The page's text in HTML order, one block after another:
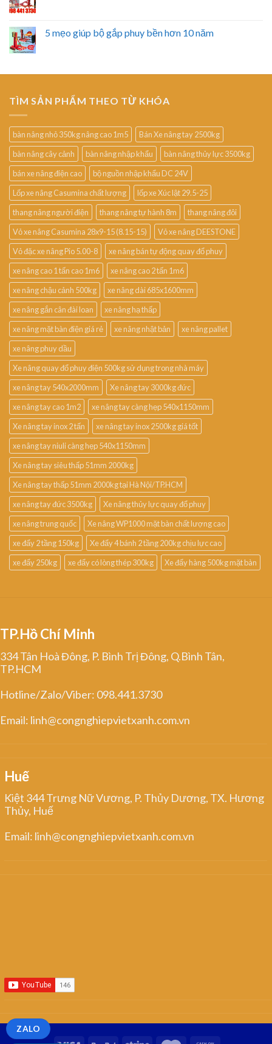
5 mẹo giúp bộ gắp phuy bền hơn 10 năm
TÌM SẢN PHẨM THEO TỪ KHÓA
bàn nâng nhỏ 350kg nâng cao 1m5
Bán Xe nâng tay 2500kg
bàn nâng cây cảnh
bàn nâng nhập khẩu
bàn nâng thủy lực 3500kg
bán xe nâng điện cao
bộ nguồn nhập khẩu DC 24V
Lốp xe nâng Casumina chất lượng
lốp xe Xúc lật 29.5-25
thang nâng người điện
thang nâng tự hành 8m
thang nâng đôi
Vỏ xe nâng Casumina 28x9-15 (8.15-15)
Vỏ xe nâng DEESTONE
Vỏ đặc xe nâng Pio 5.00-8
xe nâng bán tự động quay đổ phuy
xe nâng cao 1 tấn cao 1m6
xe nâng cao 2 tấn 1m6
xe nâng chậu cảnh 500kg
xe nâng dài 685x1600mm
xe nâng gắn cân đài loan
xe nâng hạ thấp
xe nâng mặt bàn điện giá rẻ
xe nâng nhật bản
xe nâng pallet
xe nâng phuy dầu
Xe nâng quay đổ phuy điện 500kg sử dụng trong nhà máy
xe nâng tay 540x2000mm
Xe nâng tay 3000kg đức
xe nâng tay cao 1m2
xe nâng tay càng hẹp 540x1150mm
Xe nâng tay inox 2 tấn
xe nâng tay inox 2500kg giá tốt
xe nâng tay niuli càng hẹp 540x1150mm
Xe nâng tay siêu thấp 51mm 2000kg
Xe nâng tay thấp 51mm 2000kg tại Hà Nội/TP.HCM
xe nâng tay đức 3500kg
Xe nâng thủy lực quay đổ phuy
xe nâng trung quốc
Xe nâng WP1000 mặt bàn chất lượng cao
xe đẩy 2 tầng 150kg
Xe đẩy 4 bánh 2 tầng 200kg chịu lực cao
xe đẩy 250kg
xe đẩy có lòng thép 300kg Xe đẩy hàng 500kg mặt bàn
TP.Hồ Chí Minh
334 Tân Hoà Đông, P. Bình Trị Đông, Q.Bình Tân,
TP.HCM
Hotline/Zalo/Viber: 098.441.3730
Email: linh@congnghiepvietxanh.com.vn
Huế
Kiệt 344 Trưng Nữ Vương, P. Thủy Dương, TX. Hương
Thủy, Huế
Email: linh@congnghiepvietxanh.com.vn
ZALO